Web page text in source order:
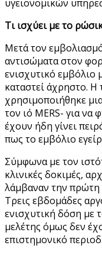
υγειονομικών
Τι ισχύει με το
Μετά τον
αντισώματα στον
ενισχυτικό εμβόλιο
καταστεί άχρηστο. Η
χρησιμοποιήθηκε
τον ιό MERS- για να
έχουν ήδη γίνει
πως το εμβόλιο
Σύμφωνα με τον
κλινικές δοκιμές,
λάμβαναν την πρώτη
Τρεις εβδομάδες
ενισχυτική δόση με
μελέτης όμως δεν
επιστημονικό